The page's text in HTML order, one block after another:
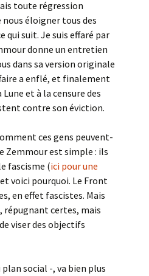
toute régression
éloigner tous des
qui suit. Je suis effaré par
donne un entretien
dans sa version originale
a enflé, et finalement
et à la censure des
contre son éviction.
ces gens peuvent-
Zemmour est simple : ils
fascisme (ici pour une
voici pourquoi. Le Front
en effet fascistes. Mais
répugnant certes, mais
viser des objectifs
plan social -, va bien plus